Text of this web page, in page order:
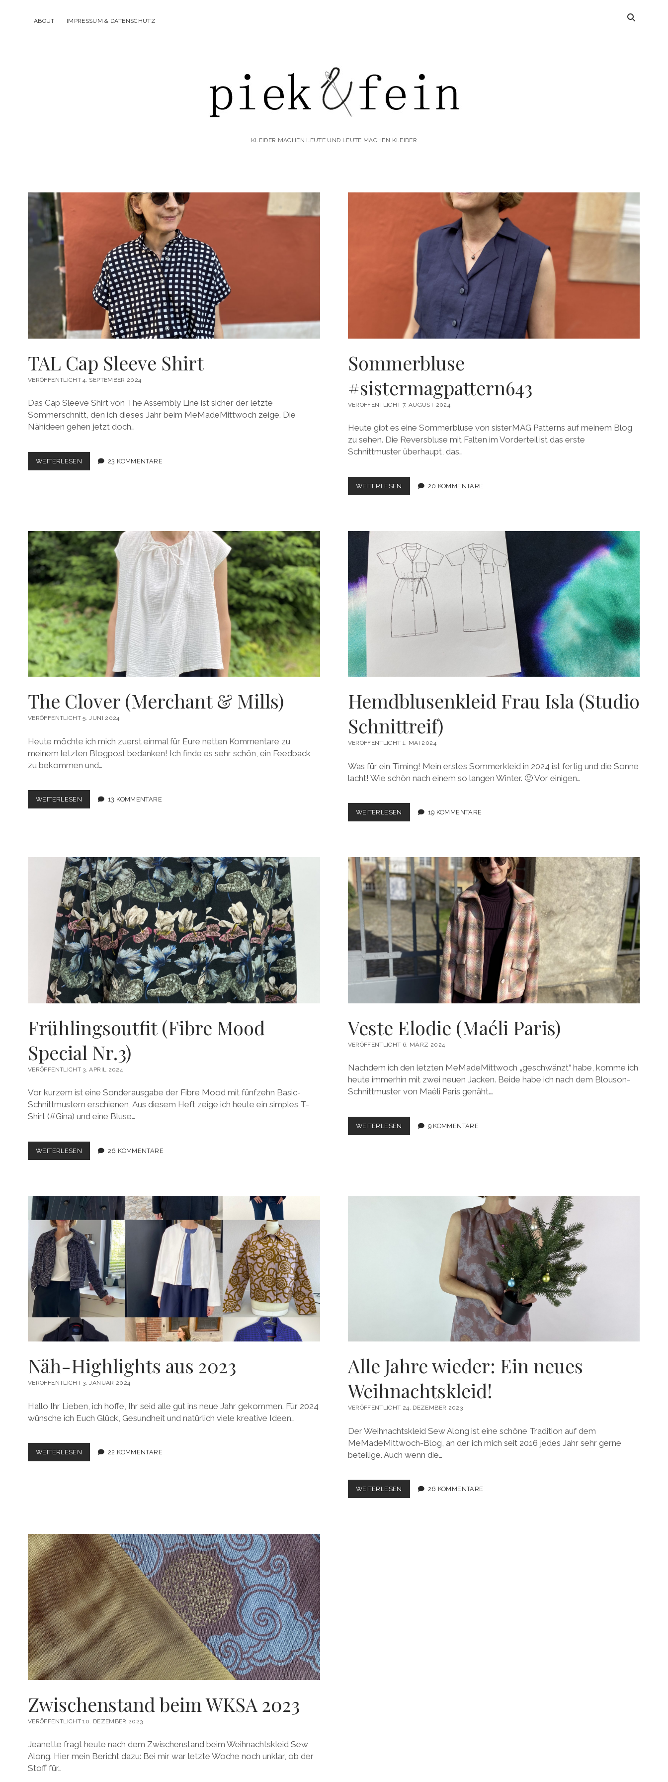
ABOUT IMPRESSUM & DATENSCHUTZ
piek&fein
KLEIDER MACHEN LEUTE UND LEUTE MACHEN KLEIDER
piek&fein
Beiträge
TAL Cap Sleeve Shirt
VERÖFFENTLICHT 4. SEPTEMBER 2024
Das Cap Sleeve Shirt von The Assembly Line ist sicher der letzte
Sommerschnitt, den ich dieses Jahr beim MeMadeMittwoch zeige. Die
Nähideen gehen jetzt doch…
WEITERLESEN
CAP
23 KOMMENTARE
Sommerbluse
#sistermagpattern643
VERÖFFENTLICHT 7. AUGUST 2024
Heute gibt es eine Sommerbluse von sisterMAG Patterns auf meinem Blog
zu sehen. Die Reversbluse mit Falten im Vorderteil ist das erste
Schnittmuster überhaupt, das…
WEITERLESEN SOMMERBLUSE
#SISTERMAGPATTERN643
20 KOMMENTARE
The Clover (Merchant & Mills)
VERÖFFENTLICHT 5. JUNI 2024
Heute möchte ich mich zuerst einmal für Eure netten Kommentare zu
meinem letzten Blogpost bedanken! Ich finde es sehr schön, ein Feedback
zu bekommen und…
WEITERLESEN
CLOVER
13 KOMMENTARE
Hemdblusenkleid Frau Isla (Studio
Schnittreif)
VERÖFFENTLICHT 1. MAI 2024
Was für ein Timing! Mein erstes Sommerkleid in 2024 ist fertig und die Sonne
lacht! Wie schön nach einem so langen Winter. 🙂 Vor einigen…
WEITERLESEN HEMDBLUSENKLEID
FRAU
19 KOMMENTARE
Frühlingsoutfit (Fibre Mood
Special Nr.3)
VERÖFFENTLICHT 3. APRIL 2024
Vor kurzem ist eine Sonderausgabe der Fibre Mood mit fünfzehn Basic-
Schnittmustern erschienen, Aus diesem Heft zeige ich heute ein simples T-
Shirt (#Gina) und eine Bluse…
WEITERLESEN FRÜHLINGSOUTFIT
(FIBRE
26 KOMMENTARE
Veste Elodie (Maéli Paris)
VERÖFFENTLICHT 6. MÄRZ 2024
Nachdem ich den letzten MeMadeMittwoch „geschwänzt“ habe, komme ich
heute immerhin mit zwei neuen Jacken. Beide habe ich nach dem Blouson-
Schnittmuster von Maéli Paris genäht.…
WEITERLESEN VESTE
ELODIE
9 KOMMENTARE
Näh-Highlights aus 2023
VERÖFFENTLICHT 3. JANUAR 2024
Hallo Ihr Lieben, ich hoffe, Ihr seid alle gut ins neue Jahr gekommen. Für 2024
wünsche ich Euch Glück, Gesundheit und natürlich viele kreative Ideen…
WEITERLESEN NÄH-
HIGHLIGHTS
22 KOMMENTARE
Alle Jahre wieder: Ein neues
Weihnachtskleid!
VERÖFFENTLICHT 24. DEZEMBER 2023
Der Weihnachtskleid Sew Along ist eine schöne Tradition auf dem
MeMadeMittwoch-Blog, an der ich mich seit 2016 jedes Jahr sehr gerne
beteilige. Auch wenn die…
WEITERLESEN
JAHRE
26 KOMMENTARE
Zwischenstand beim WKSA 2023
VERÖFFENTLICHT 10. DEZEMBER 2023
Jeanette fragt heute nach dem Zwischenstand beim Weihnachtskleid Sew
Along. Hier mein Bericht dazu: Bei mir war letzte Woche noch unklar, ob der
Stoff für…